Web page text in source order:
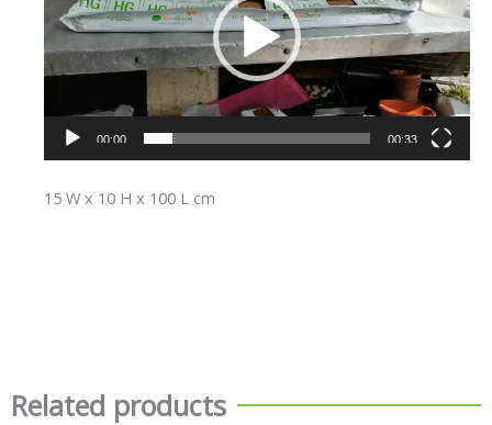
00:00 00:33
15 W x 10 H x 100 L cm
Related products